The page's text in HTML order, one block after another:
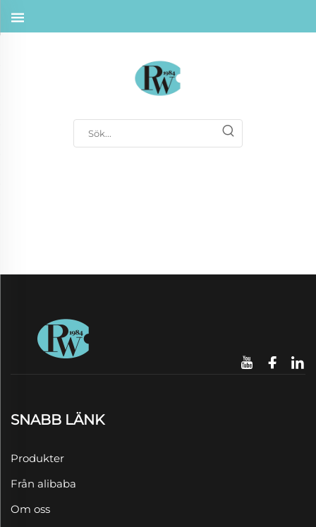
SNABB LÄNK
Produkter
Från alibaba
Om oss